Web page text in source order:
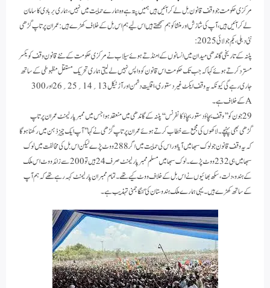
مرکزی حکومت جو وقف قانون بل لے کر آئیں ہیں ہمیں پتہ ہے وہ ہمارے حمایت میں نہیں، ہماری بربادی کا سامان
لے کر آئیں ہیں، آپ کی شازش اور منشا کو ہم سمجھتے ہیں اس لیے ہم اس بل کے خلاف کھڑے ہیں: عمران پرتاپ گڑھی
نئی دہلی، یکم جولائی 2025:
پٹنہ کے تاریخی گاندھی میدان میں انسانوں کے امنڈتے ہوئے سیلاب نے مرکزی حکومت کے نئے قانون وقف کو یکسر
مسترد کرتے ہوئے کہاکہ جب تک حکومت اس قانون کو واپس نہیں لے لیتی ہماری تحریک مستقل مظبوطی کے ساتھ
جاری رہے گی کیونکہ یہ وقف ایکٹ غیر دستور ی، اقلیت دشمن اور آڑ ٹیکل 13؍14؍25؍26 اور 300
Aکے خلاف ہے ۔
29جون کو’’ وقف بچاؤ دستور بچاؤ کانفرنس‘‘پٹنہ کے گاندھی میں منعقد ہوا جس میں ممبر پارلیمنٹ عمران پرتاپ
گڑھی بھی پہنچے۔ لاکھوں کی مجمع سے خطاب کرتے ہوئے عمران پرتاپ گڑھی نے کہا ’’آپ ایک چیز ذہن میں رکھنا ہوگا
کہ یہ وقف قانون جو لوک سبھا میں آیا اور اس کی حمایت میں اگر 288ووٹ پڑے لیکن اس بل کی مخالفت میں لوک
سبھا میں ہی 232ووٹ پڑے۔ لوک سبھا میں مسلم ممبرپارلیمنٹ صرف 24ہیں تو 200سے زائد ووٹ اس ملک
کے ہندو، دلت، سکھ بھائیوں نے اس بل کے خلاف ووٹ کیے تھے۔ تمام ممبران پارلیمنٹ کہہ رہے تھے کہ ہم آپ
کے ساتھ کھڑے ہیں۔یہی ہمارے ملک ہندوستان کی گنگا جمنی تہذیب ہے۔